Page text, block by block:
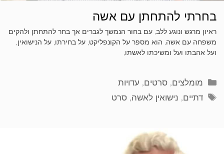
בחרתי להתחתן עם אשה
ראיון מרגש ונוגע ללב, עם בחור הנמשך לגברים אך בחר להתחתן ולהקים
משפחה עם אשה. הוא מספר על הקונפליקט, על בחירתו, על הנישואין,
ועל אהבתו ועל ומשיכתו לאשתו,
קטגוריות
מומלצים,סרטים, עדויות
תגיות
דתיים, נישואין לאשה,סרט